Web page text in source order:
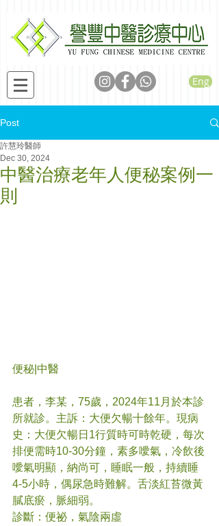
Eng
Post
中醫治療老年人便秘案例一
則
許慧玲醫師
Dec 30, 2024
便秘 |中醫
患者，李某，75歲，2024年11月於本診
所就診。主訴：大便欠暢十餘年。現病
史：大便欠暢日1行質時可時乾硬，每次
排便需時10-30分鐘，素多噯氣，冷飲後
噯氣明顯，納尚可，睡眠一般，持續睡
4-5小時，偶尿急時難解。舌淡紅苔微黃
膩底瘀，脈細弱。
診斷：便祕，氣陰兩虛